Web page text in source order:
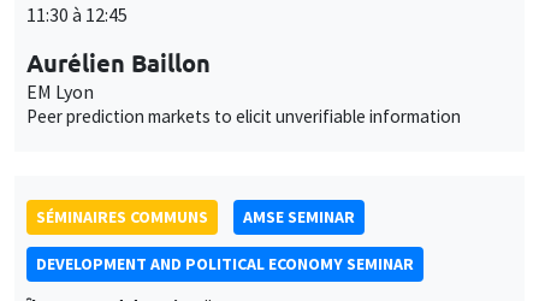
11:30 à 12:45
Aurélien Baillon
EM Lyon
Peer prediction markets to elicit unverifiable information
SÉMINAIRES COMMUNS AMSE SEMINAR
DEVELOPMENT AND POLITICAL ECONOMY SEMINAR